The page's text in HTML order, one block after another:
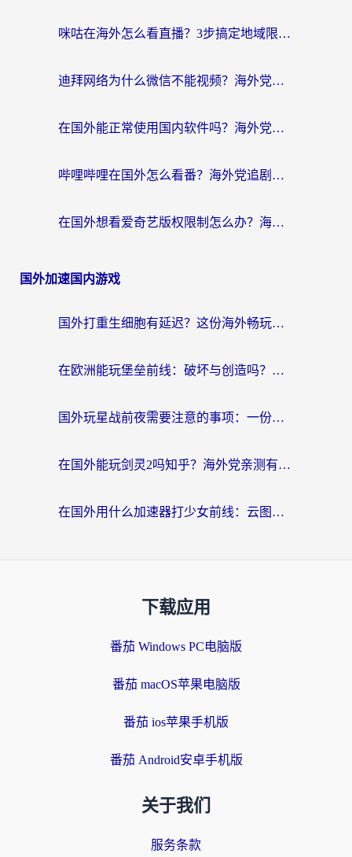
咪咕在海外怎么看直播？3步搞定地域限制，还能畅看腾讯视频与国内热剧
迪拜网络为什么微信不能视频？海外党必看的回国加速全攻略
在国外能正常使用国内软件吗？海外党亲测有效的无缝访问指南
哔哩哔哩在国外怎么看番？海外党追剧看片的终极解决方案
在国外想看爱奇艺版权限制怎么办？海外华人必看的追剧自由指南
国外加速国内游戏
国外打重生细胞有延迟？这份海外畅玩国服游戏加速器终极指南请收好
在欧洲能玩堡垒前线：破坏与创造吗？海外党国服游戏不卡顿的秘密
国外玩星战前夜需要注意的事项：一份来自老玩家的网络生存指南
在国外能玩剑灵2吗知乎？海外党亲测有效的国服游戏加速指南
在国外用什么加速器打少女前线：云图计划不卡？一个老玩家的掏心分享
下载应用
番茄 Windows PC电脑版
番茄 macOS苹果电脑版
番茄 ios苹果手机版
番茄 Android安卓手机版
关于我们
服务条款